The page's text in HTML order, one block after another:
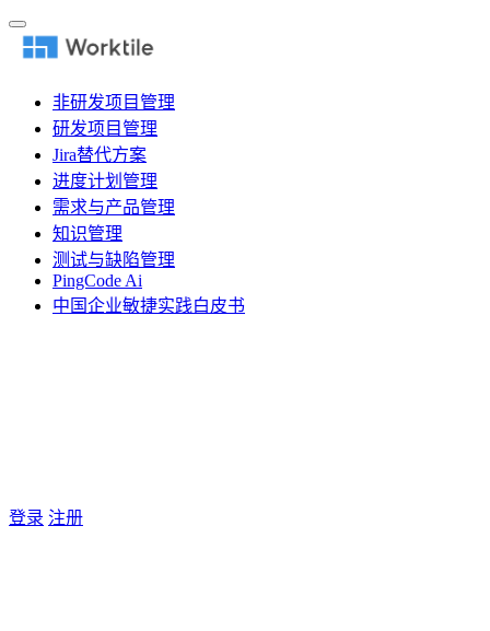
非研发项目管理
研发项目管理
Jira替代方案
进度计划管理
需求与产品管理
知识管理
测试与缺陷管理
PingCode Ai
中国企业敏捷实践白皮书
登录 注册